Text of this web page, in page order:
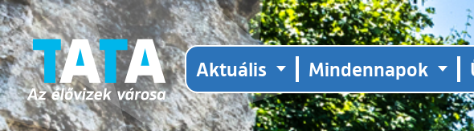
Aktuális Mindennapok